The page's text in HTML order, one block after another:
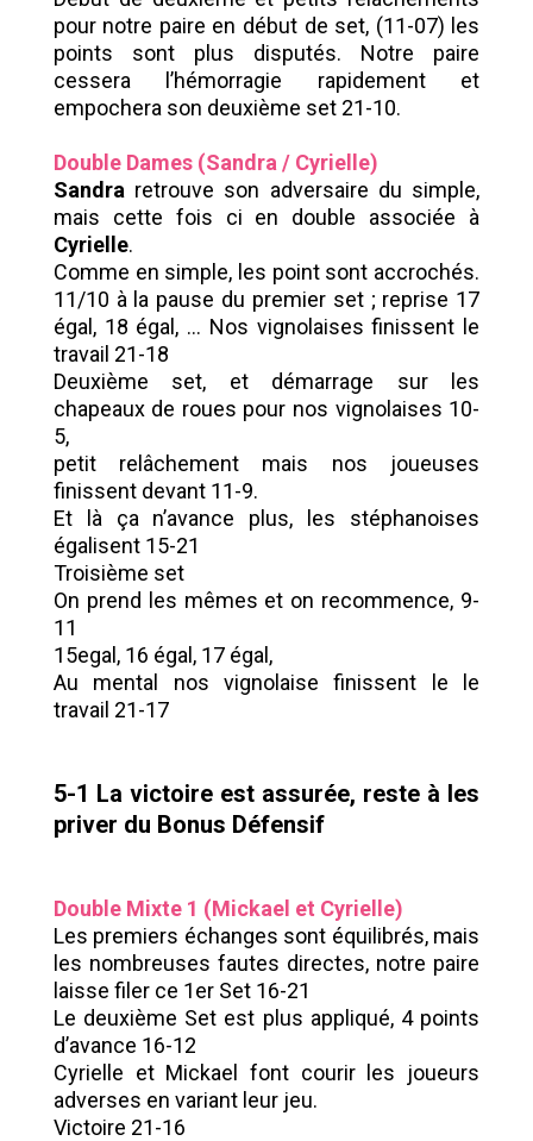
pour notre paire en début de set, (11-07) les
points sont plus disputés. Notre paire
cessera l’hémorragie rapidement et
empochera son deuxième set 21-10.
Double Dames (Sandra / Cyrielle)
Sandra retrouve son adversaire du simple,
mais cette fois ci en double associée à
Cyrielle.
Comme en simple, les point sont accrochés.
11/10 à la pause du premier set ; reprise 17
égal, 18 égal, … Nos vignolaises finissent le
travail 21-18
Deuxième set, et démarrage sur les
chapeaux de roues pour nos vignolaises 10-
5,
petit relâchement mais nos joueuses
finissent devant 11-9.
Et là ça n’avance plus, les stéphanoises
égalisent 15-21
Troisième set
On prend les mêmes et on recommence, 9-
11
15egal, 16 égal, 17 égal,
Au mental nos vignolaise finissent le le
travail 21-17
5-1 La victoire est assurée, reste à les
priver du Bonus Défensif
Double Mixte 1 (Mickael et Cyrielle)
Les premiers échanges sont équilibrés, mais
les nombreuses fautes directes, notre paire
laisse filer ce 1er Set 16-21
Le deuxième Set est plus appliqué, 4 points
d’avance 16-12
Cyrielle et Mickael font courir les joueurs
adverses en variant leur jeu.
Victoire 21-16